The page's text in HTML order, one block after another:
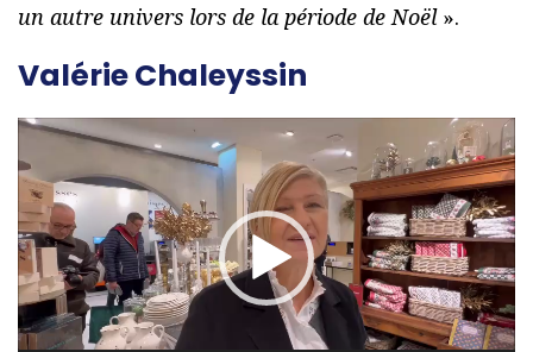
un autre univers lors de la période de Noël ».
Valérie Chaleyssin
L
e
c
t
e
u